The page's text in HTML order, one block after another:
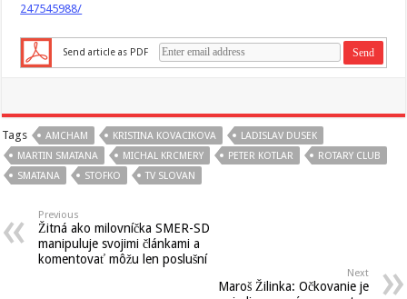
247545988/
Send article as PDF
Tags AMCHAM KRISTINA KOVACIKOVA
LADISLAV DUSEK
MARTIN SMATANA
MICHAL KRCMERY PETER KOTLAR
ROTARY CLUB
SMATANA
STOFKO TV SLOVAN
Previous
Žitná ako milovníčka SMER-SD
manipuluje svojimi článkami a
komentovať môžu len poslušní
Next
Maroš Žilinka: Očkovanie je